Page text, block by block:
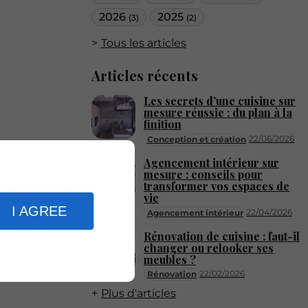
I AGREE
2026 (3) 2025 (2)
Tous les articles
Articles récents
Conception et création 22/06/2026
Les secrets d’une cuisine sur
mesure réussie : du plan à la
finition
Agencement intérieur 22/04/2026
Agencement intérieur sur
mesure : conseils pour
transformer vos espaces de
vie
Rénovation 22/02/2026
Rénovation de cuisine : faut-il
changer ou relooker ses
meubles ?
Plus d'articles